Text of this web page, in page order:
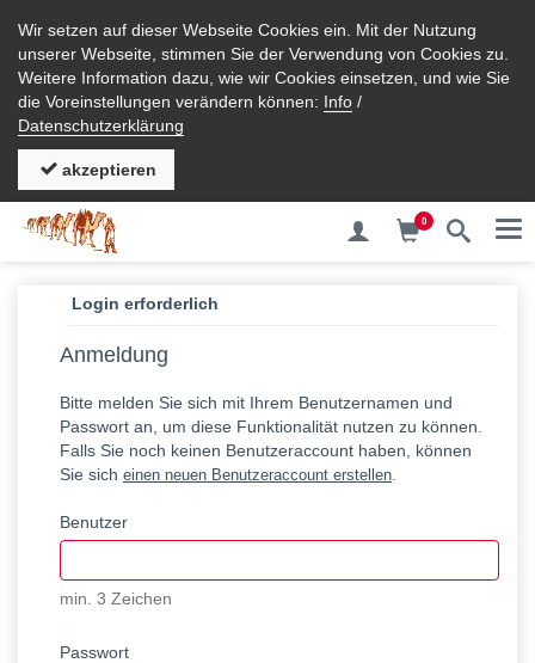
Wir setzen auf dieser Webseite Cookies ein. Mit der Nutzung
unserer Webseite, stimmen Sie der Verwendung von Cookies zu.
Weitere Information dazu, wie wir Cookies einsetzen, und wie Sie
die Voreinstellungen verändern können: Info /
Datenschutzerklärung
akzeptieren
0
Login erforderlich
Anmeldung
Bitte melden Sie sich mit Ihrem Benutzernamen und
Passwort an, um diese Funktionalität nutzen zu können.
Falls Sie noch keinen Benutzeraccount haben, können
Sie sich einen neuen Benutzeraccount erstellen
Benutzer
min. 3 Zeichen
Passwort